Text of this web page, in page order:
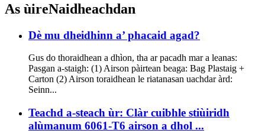
As ùireNaidheachdan
Dè mu dheidhinn a’ phacaid agad?
Gus do thoraidhean a dhìon, tha ar pacadh mar a leanas:
Pasgan a-staigh: (1) Airson pàirtean beaga: Bag Plastaig +
Carton (2) Airson toraidhean le riatanasan uachdar àrd:
Seinn...
Teachd a-steach ùr: Clàr cuibhle stiùiridh
alùmanum 6061-T6 airson a dhol ...